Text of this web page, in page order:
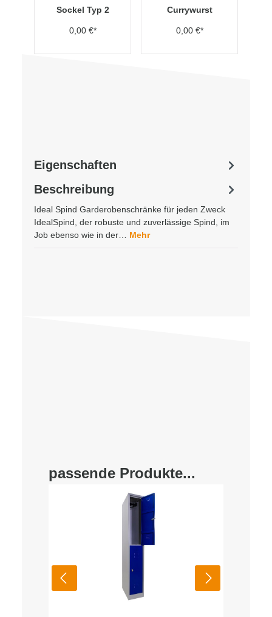
Sockel Typ 2
0,00 €*
Currywurst
0,00 €*
Beschreibung
Ideal Spind Garderobenschränke für jeden Zweck
IdealSpind, der robuste und zuverlässige Spind, im
Job ebenso wie in der… Mehr
Eigenschaften
passende Produkte...